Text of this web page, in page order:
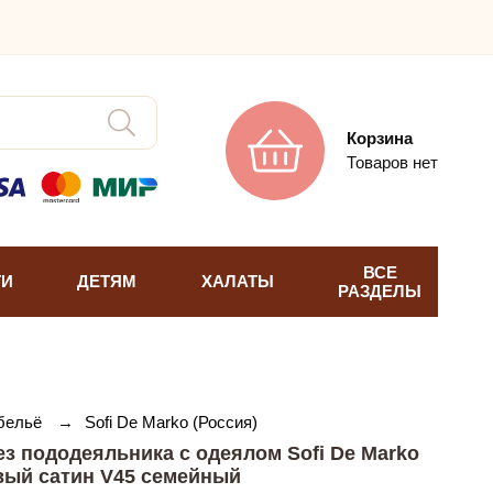
Корзина
Товаров нет
ДЕТЯМ ХАЛАТЫ
ВСЕ
РАЗДЕЛЫ
→ Sofi De Marko (Россия)
пододеяльника с одеялом Sofi De Marko
сатин V45 семейный